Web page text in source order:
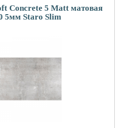
Concrete 5 Matt матовая
5мм Staro Slim